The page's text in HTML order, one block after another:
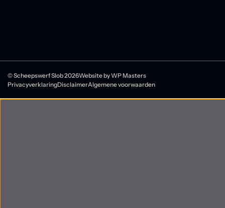
© Scheepswerf Slob 2026Website byWP Masters
PrivacyverklaringDisclaimerAlgemene voorwaarden